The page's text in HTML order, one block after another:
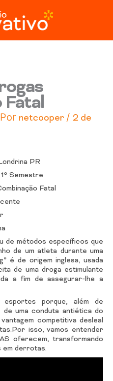
Fatal
netcooper / 2 de
PR
Semestre
Fatal
de métodos específicos que
de um atleta durante uma
é de origem inglesa, usada
de uma droga estimulante
a fim de assegurar-lhe a
porque, além de
uma conduta antiética do
competitiva desleal
isso, vamos entender
oferecem, transformando
em derrotas.